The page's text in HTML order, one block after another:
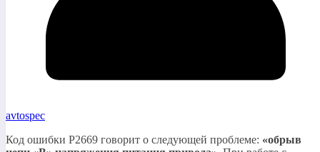
avtospec
Код ошибки P2669 говорит о следующей проблеме: «обрыв